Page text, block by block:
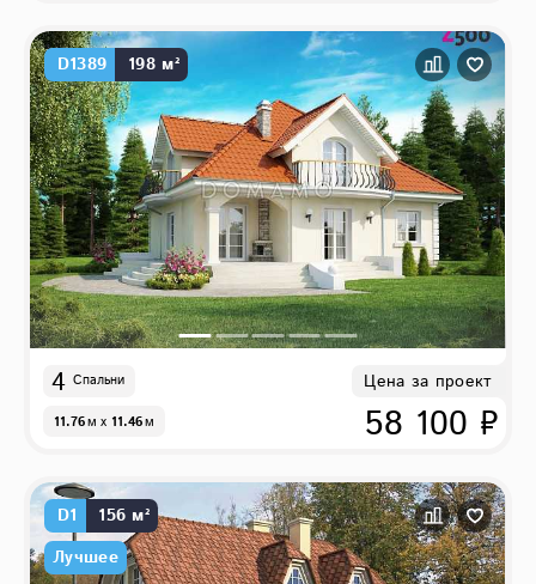
D1389 198 м²
4 Спальни
11.76м x 11.46м
Цена за проект
58 100 ₽
D1
156 м²
Лучшее